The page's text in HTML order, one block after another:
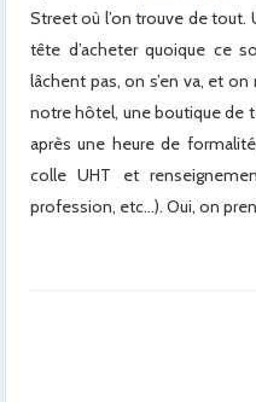
Street où l’on trouve de tout.
tête d’acheter quoique ce
lâchent pas, on s’en va, et
notre hôtel, une boutique de
après une heure de
colle UHT et
profession, etc…). Oui, on